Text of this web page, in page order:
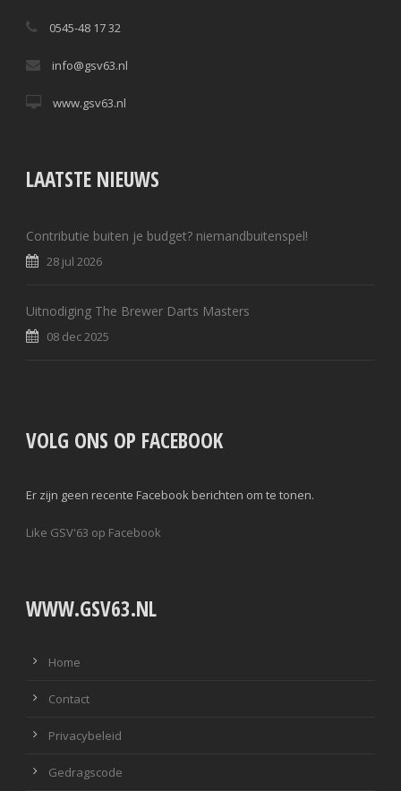
0545-48 17 32
info@gsv63.nl
www.gsv63.nl
LAATSTE NIEUWS
Contributie buiten je budget? niemandbuitenspel!
28 jul 2026
Uitnodiging The Brewer Darts Masters
08 dec 2025
VOLG ONS OP FACEBOOK
Er zijn geen recente Facebook berichten om te tonen.
Like GSV'63 op Facebook
WWW.GSV63.NL
Home
Contact
Privacybeleid
Gedragscode